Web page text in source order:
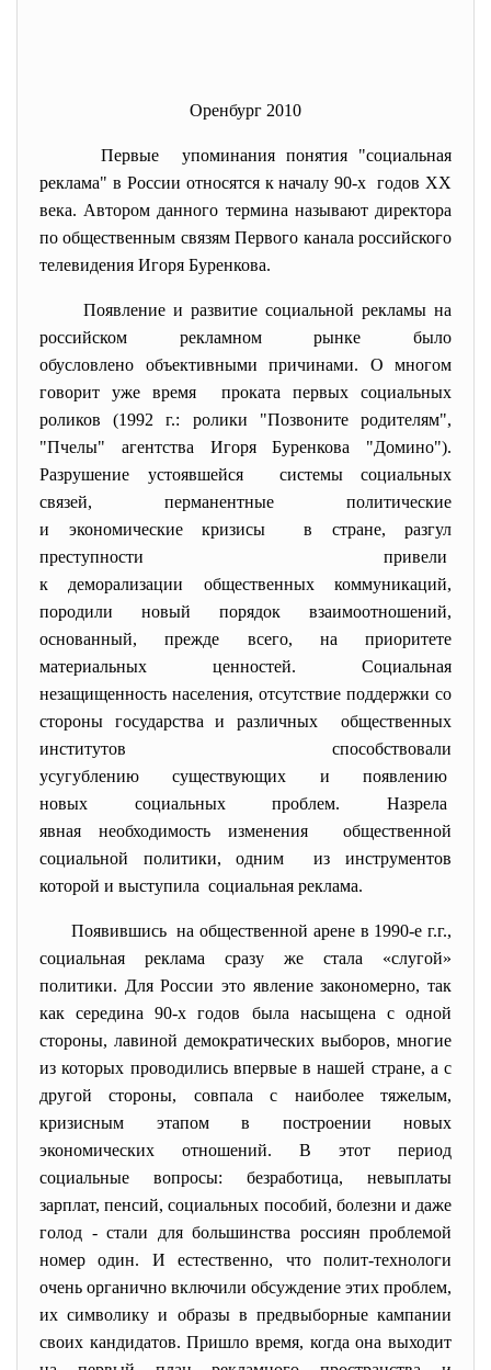
Оренбург 2010
Первые упоминания понятия "социальная
реклама" в России относятся к началу 90-х годов ХХ
века. Автором данного термина называют директора
по общественным связям Первого канала российского
телевидения Игоря Буренкова.
Появление и развитие социальной рекламы на
российском рекламном рынке было
обусловлено объективными причинами. О многом
говорит уже время проката первых социальных
роликов (1992 г.: ролики "Позвоните родителям",
"Пчелы" агентства Игоря Буренкова "Домино").
Разрушение устоявшейся системы социальных
связей, перманентные политические
и экономические кризисы в стране, разгул
преступности привели
к деморализации общественных коммуникаций,
породили новый порядок взаимоотношений,
основанный, прежде всего, на приоритете
материальных ценностей. Социальная
незащищенность населения, отсутствие поддержки со
стороны государства и различных общественных
институтов способствовали
усугублению существующих и появлению
новых социальных проблем. Назрела
явная необходимость изменения общественной
социальной политики, одним из инструментов
которой и выступила социальная реклама.
Появившись на общественной арене в 1990-е г.г.,
социальная реклама сразу же стала «слугой»
политики. Для России это явление закономерно, так
как середина 90-х годов была насыщена с одной
стороны, лавиной демократических выборов, многие
из которых проводились впервые в нашей стране, а с
другой стороны, совпала с наиболее тяжелым,
кризисным этапом в построении новых
экономических отношений. В этот период
социальные вопросы: безработица, невыплаты
зарплат, пенсий, социальных пособий, болезни и даже
голод - стали для большинства россиян проблемой
номер один. И естественно, что полит-технологи
очень органично включили обсуждение этих проблем,
их символику и образы в предвыборные кампании
своих кандидатов. Пришло время, когда она выходит